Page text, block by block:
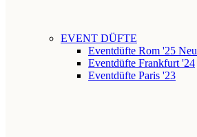
EVENT DÜFTE
Eventdüfte Rom '25 Neu
Eventdüfte Frankfurt '24
Eventdüfte Paris '23